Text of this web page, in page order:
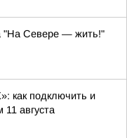
"На Севере — жить!"
как подключить и
августа